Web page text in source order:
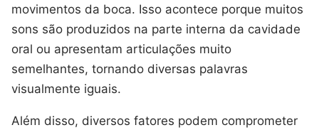
movimentos da boca. Isso acontece porque muitos
sons são produzidos na parte interna da cavidade
oral ou apresentam articulações muito
semelhantes, tornando diversas palavras
visualmente iguais.
Além disso, diversos fatores podem comprometer